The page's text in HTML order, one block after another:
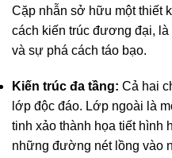
Cặp nhẫn sở hữu một thiết
cách kiến trúc đương đại,
và sự phá cách táo bạo.
Kiến trúc đa tầng: Cả hai
lớp độc đáo. Lớp ngoài là
tinh xảo thành họa tiết hình
những đường nét lồng vào